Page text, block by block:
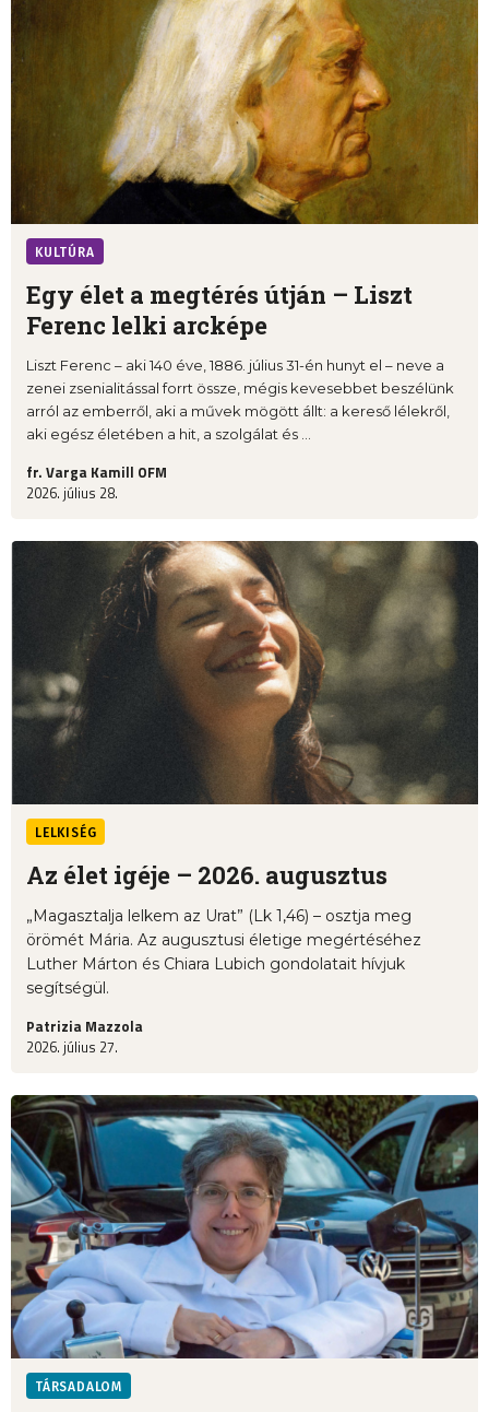
KULTÚRA
Egy élet a megtérés útján – Liszt
Ferenc lelki arcképe
Liszt Ferenc – aki 140 éve, 1886. július 31-én hunyt el – neve a
zenei zsenialitással forrt össze, mégis kevesebbet beszélünk
arról az emberről, aki a művek mögött állt: a kereső lélekről,
aki egész életében a hit, a szolgálat és ...
fr. Varga Kamill OFM
2026. július 28.
LELKISÉG
Az élet igéje – 2026. augusztus
„Magasztalja lelkem az Urat” (Lk 1,46) – osztja meg
örömét Mária. Az augusztusi életige megértéséhez
Luther Márton és Chiara Lubich gondolatait hívjuk
segítségül.
Patrizia Mazzola
2026. július 27.
TÁRSADALOM